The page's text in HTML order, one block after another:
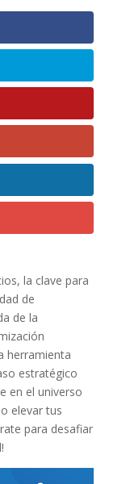
la ⁤clave para⁢
de
de la
herramienta
estratégico
en el universo
elevar tus
para desafiar